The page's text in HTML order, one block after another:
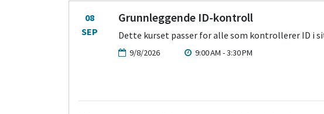
08
SEP
Grunnleggende ID-kontroll
Dette kurset passer for alle som kontrollerer ID i
9/8/2026 9:00 AM - 3:30 PM